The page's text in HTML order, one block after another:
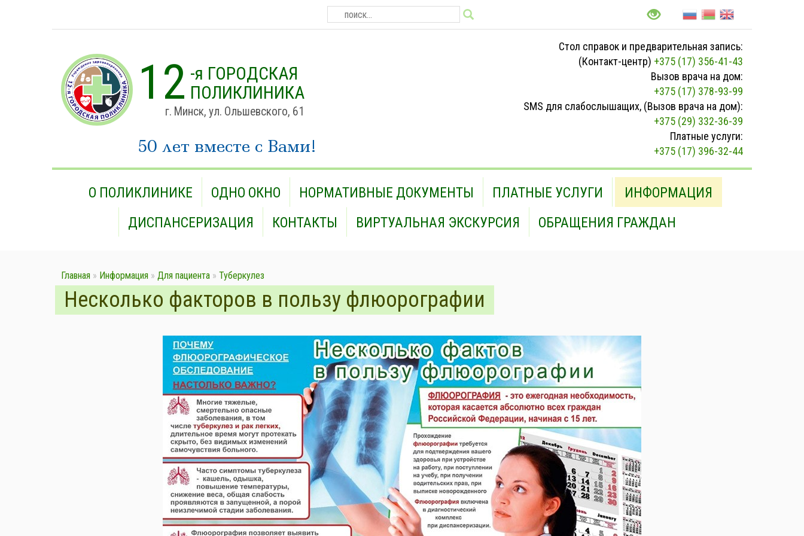
12 -я ГОРОДСКАЯ
ПОЛИКЛИНИКА
г. Минск, ул. Ольшевского, 61
50 лет вместе с Вами!
Стол справок и предварительная запись:
(Контакт-центр) +375 (17) 356-41-43
Вызов врача на дом:
+375 (17) 378-93-99
SMS для слабослышащих, (Вызов врача на дом):
+375 (29) 332-36-39
Платные услуги:
+375 (17) 396-32-44
О ПОЛИКЛИНИКЕ ОДНО ОКНО НОРМАТИВНЫЕ ДОКУМЕНТЫ ПЛАТНЫЕ УСЛУГИ
ИНФОРМАЦИЯ
ДИСПАНСЕРИЗАЦИЯ
КОНТАКТЫ ВИРТУАЛЬНАЯ ЭКСКУРСИЯ ОБРАЩЕНИЯ ГРАЖДАН
Главная » Информация » Для пациента » Туберкулез
Несколько факторов в пользу флюорографии